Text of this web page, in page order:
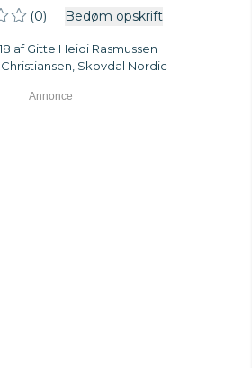
(0) Bedøm opskrift
af Gitte Heidi Rasmussen
Skovdal Nordic